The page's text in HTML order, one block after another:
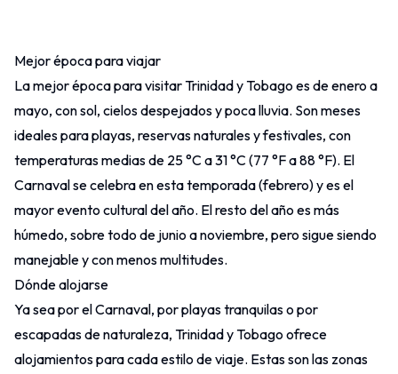
Contacto
Mejor época para viajar
La mejor época para visitar Trinidad y Tobago es de enero a
mayo, con sol, cielos despejados y poca lluvia. Son meses
ideales para playas, reservas naturales y festivales, con
temperaturas medias de 25 °C a 31 °C (77 °F a 88 °F). El
Carnaval se celebra en esta temporada (febrero) y es el
mayor evento cultural del año. El resto del año es más
húmedo, sobre todo de junio a noviembre, pero sigue siendo
manejable y con menos multitudes.
Dónde alojarse
Ya sea por el Carnaval, por playas tranquilas o por
escapadas de naturaleza, Trinidad y Tobago ofrece
alojamientos para cada estilo de viaje. Estas son las zonas